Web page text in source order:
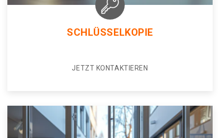
SCHLÜSSELKOPIE
JETZT KONTAKTIEREN